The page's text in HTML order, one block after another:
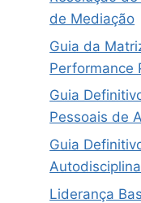
de Mediação
Guia da
Performance
Guia
Pessoais de
Guia
Autodisciplina
Liderança